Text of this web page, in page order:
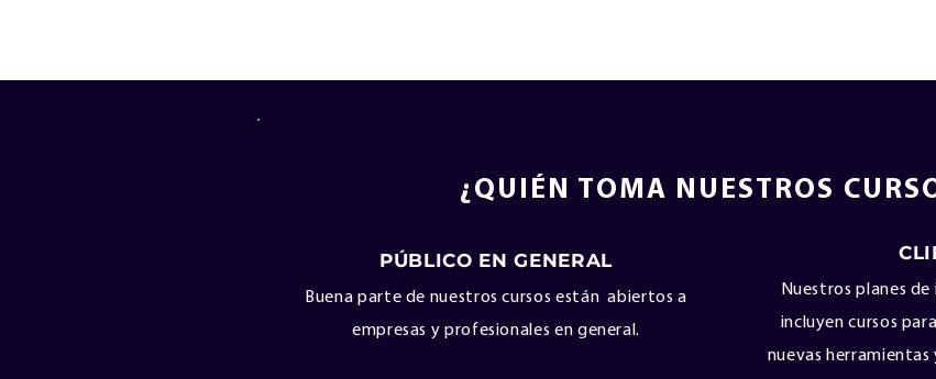
¿QUIÉN TOMA NUESTROS
PÚBLICO EN GENERAL
Buena parte de nuestros cursos están abiertos a
empresas y profesionales en general.
Nuestros planes
incluyen cursos
nuevas herramientas